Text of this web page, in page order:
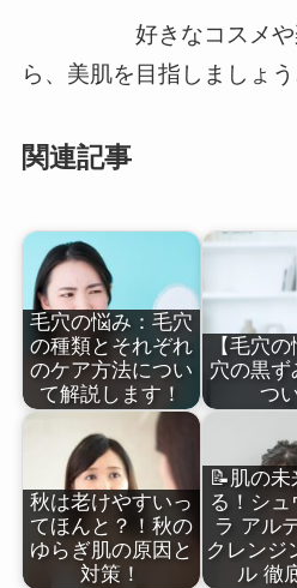
好きなコスメや楽
ら、美肌を目指しましょう
関連記事
毛穴の悩み：毛穴
の種類とそれぞれ
のケア方法につい
て解説します！
【毛穴
穴の黒ず
つ
秋は老けやすいっ
てほんと？！秋の
ゆらぎ肌の原因と
対策！
📝肌の
る！シュ
ラ アル
クレンジ
ル 徹